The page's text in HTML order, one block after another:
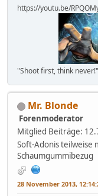
https://youtu.be/
"Shoot first, think
Mr. Blonde
Forenmoderator
Mitglied Beiträge:
Soft-Adonis teilweise
Schaumgummibezug
28 November 2013,